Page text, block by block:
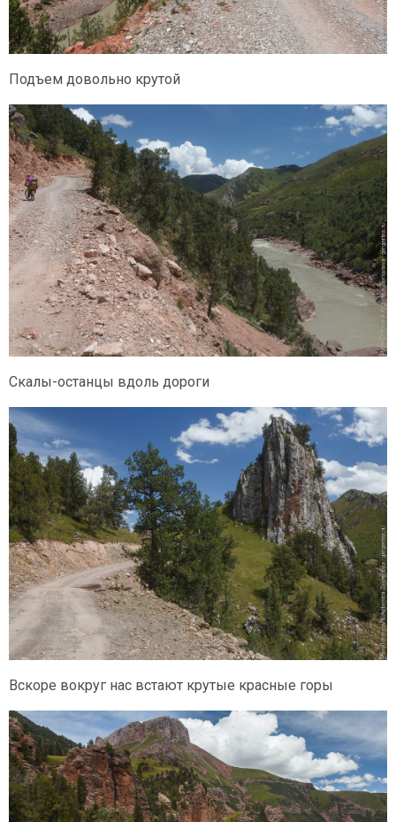
Подъем довольно крутой
Скалы-останцы вдоль дороги
Вскоре вокруг нас встают крутые красные горы